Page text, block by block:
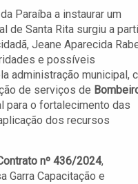
Paraíba a instaurar um
de Santa Rita surgiu a
Jeane Aparecida
e possíveis
administração municipal,
de serviços de
para o fortalecimento das
dos recursos
nº 436/2024,
Garra Capacitação e